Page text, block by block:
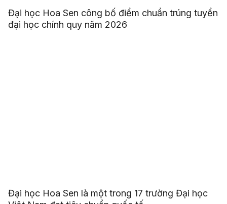
Đại học Hoa Sen công bố điểm chuẩn trúng tuyển
đại học chính quy năm 2026
Đại học Hoa Sen là một trong 17 trường Đại học